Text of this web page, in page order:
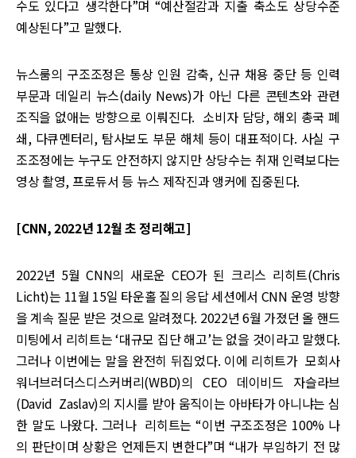
수도 있다고 생각한다”며 “예산절감과 지출 축소도 상당수준
예상된다”고 말했다.
뉴스룸의 구조조정은 통상 인원 감축, 신규 채용 중단 등 인력
부문과 데일리 뉴스(daily News)가 아닌 다른 콘텐츠와 관련
조직을 없애는 방향으로 이뤄진다. 소비자 담당, 해외 총국 폐
쇄, 다큐멘터리, 탐사보도 부문 해체 등이 대표적이다. 사실 구
조조정에는 누구도 안전하지 않지만 상당수는 취재 인력보다는
영상 촬영, 프로듀서 등 뉴스 제작진과 앵커에 집중된다.
[CNN, 2022년 12월 초 정리해고]
2022년 5월 CNN의 새로운 CEO가 된 크리스 리히트(Chris
Licht)는 11월 15일 타운홀 질의 응답 세션에서 CNN 운영 방향
을 계속 질문 받은 것으로 알려졌다. 2022년 6월 가졌던 올 핸드
미팅에서 리히트는 ‘대규모 집단 해고’는 없을 것이라고 말했다.
그러나 이번에는 말을 완전히 뒤집었다. 이에 리히트가 모회사
워너브러더스디스커버리(WBD)의 CEO 데이비드 자슬라브
(David Zaslav)의 지시를 받아 움직이는 아바타가 아니냐는 심
한 말도 나왔다. 그러나 리히트는 “이번 구조조정은 100% 나
의 판단이며 상황은 언제든지 변한다”며 “내가 부임하기 전 많